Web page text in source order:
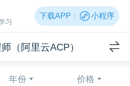
习
下载APP 小程序
（阿里云ACP）
年份 价格